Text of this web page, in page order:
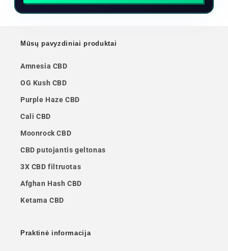
Mūsų pavyzdiniai produktai
Amnesia CBD
OG Kush CBD
Purple Haze CBD
Cali CBD
Moonrock CBD
CBD putojantis geltonas
3X CBD filtruotas
Afghan Hash CBD
Ketama CBD
Praktinė informacija